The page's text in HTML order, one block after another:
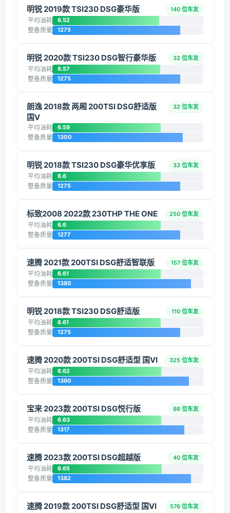
明锐 2019款 TSI230 DSG豪华版 140 位车友
平均油耗 6.52
整备质量 1275
明锐 2020款 TSI230 DSG智行豪华版 32 位车友
平均油耗 6.57
整备质量 1275
朗逸 2018款 两厢 200TSI DSG舒适版
国V
32 位车友
平均油耗 6.59
整备质量 1300
明锐 2018款 TSI230 DSG豪华优享版 33 位车友
平均油耗 6.6
整备质量 1275
标致2008 2022款 230THP THE ONE 250 位车友
平均油耗 6.6
整备质量 1277
速腾 2021款 200TSI DSG舒适智联版 157 位车友
平均油耗 6.61
整备质量 1380
明锐 2018款 TSI230 DSG舒适版 110 位车友
平均油耗 6.61
整备质量 1275
速腾 2020款 200TSI DSG舒适型 国VI 325 位车友
平均油耗 6.62
整备质量 1360
宝来 2023款 200TSI DSG悦行版 98 位车友
平均油耗 6.63
整备质量 1317
速腾 2023款 200TSI DSG超越版 40 位车友
平均油耗 6.65
整备质量 1382
速腾 2019款 200TSI DSG舒适型 国VI 576 位车友